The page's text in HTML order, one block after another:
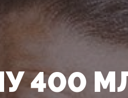
400